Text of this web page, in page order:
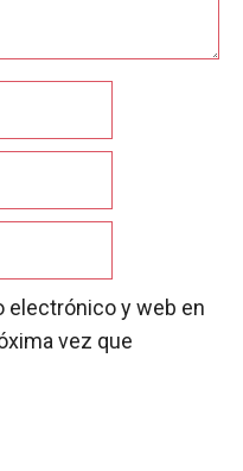
electrónico y web en
vez que